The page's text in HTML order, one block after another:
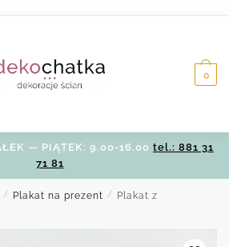
0
— PIĄTEK: 9.00-16.00 tel.: 881 31
71 81
/ Plakat na prezent /
Plakat z